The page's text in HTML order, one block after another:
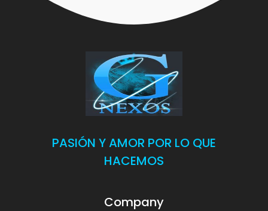
PASIÓN Y AMOR POR LO QUE
HACEMOS
Company